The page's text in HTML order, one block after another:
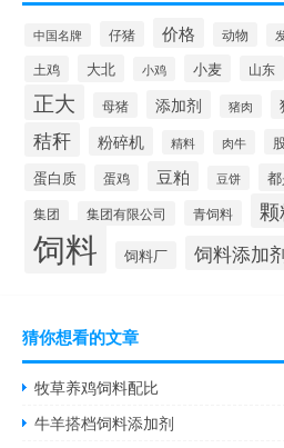
中国名牌 仔猪 价格 动物
土鸡 大北 小鸡 小麦 山东
正大 母猪 添加剂 猪肉
秸秆 粉碎机 精料 肉牛
蛋白质 蛋鸡 豆粕 豆饼
集团 集团有限公司 青饲料
饲料 饲料厂 饲料添加
猜你想看的文章
牧草养鸡饲料配比
牛羊搭档饲料添加剂